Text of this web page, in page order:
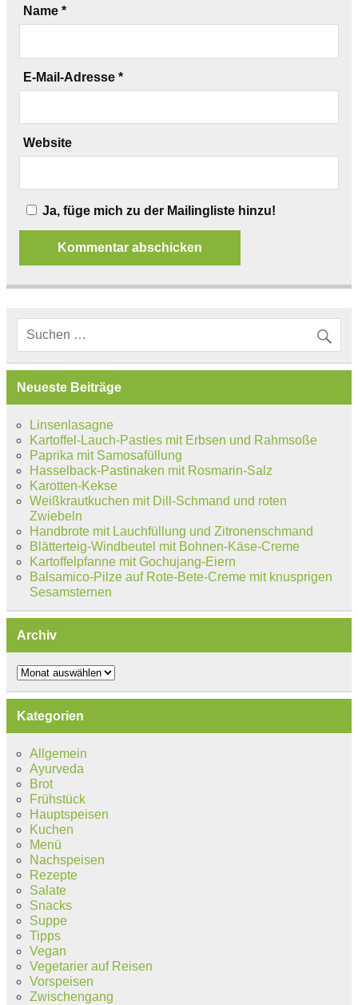
Name *
E-Mail-Adresse *
Website
Ja, füge mich zu der Mailingliste hinzu!
Neueste Beiträge
Linsenlasagne
Kartoffel-Lauch-Pasties mit Erbsen und Rahmsoße
Paprika mit Samosafüllung
Hasselback-Pastinaken mit Rosmarin-Salz
Karotten-Kekse
Weißkrautkuchen mit Dill-Schmand und roten
Zwiebeln
Handbrote mit Lauchfüllung und Zitronenschmand
Blätterteig-Windbeutel mit Bohnen-Käse-Creme
Kartoffelpfanne mit Gochujang-Eiern
Balsamico-Pilze auf Rote-Bete-Creme mit knusprigen
Sesamsternen
Archiv
Archiv
Kategorien
Allgemein
Ayurveda
Brot
Frühstück
Hauptspeisen
Kuchen
Menü
Nachspeisen
Rezepte
Salate
Snacks
Suppe
Tipps
Vegan
Vegetarier auf Reisen
Vorspeisen
Zwischengang